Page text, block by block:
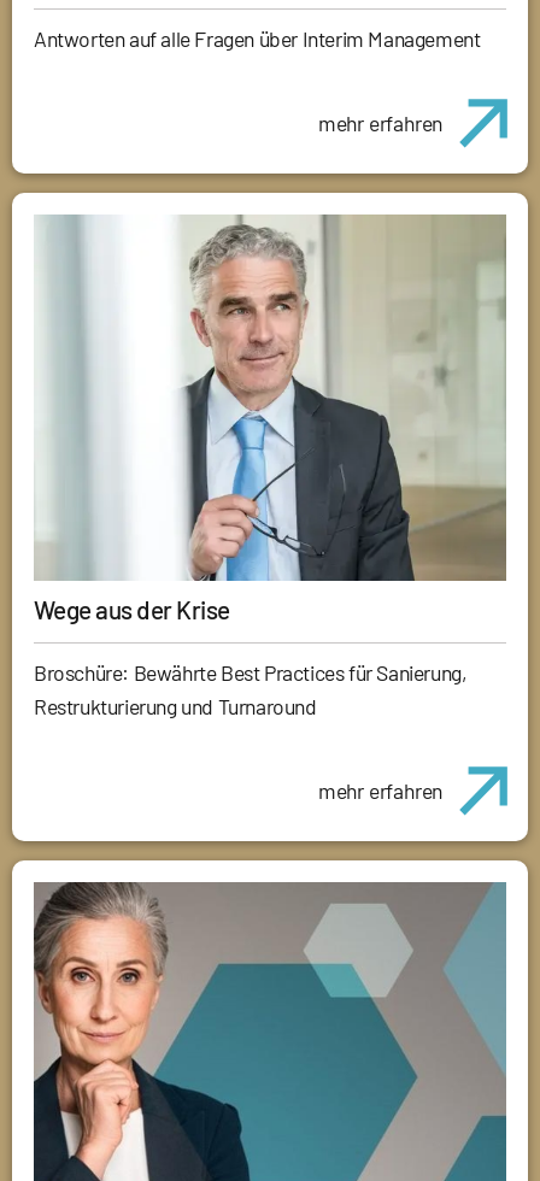
Antworten auf alle Fragen über Interim Management
mehr erfahren
Wege aus der Krise
Broschüre: Bewährte Best Practices für Sanierung,
Restrukturierung und Turnaround
mehr erfahren